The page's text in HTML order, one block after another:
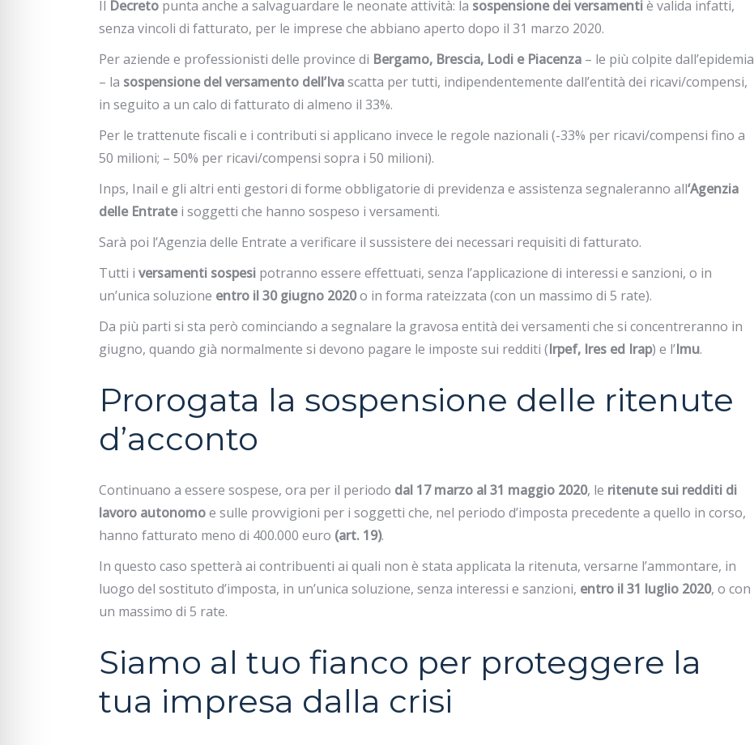
Il Decreto punta anche a salvaguardare le neonate attività: la sospensione dei versamentiè valida infatti,
senza vincoli di fatturato, per le imprese che abbiano aperto dopo il 31 marzo 2020.
Per aziende e professionisti delle province di Bergamo, Brescia, Lodi e Piacenza – le più colpite dall’epidemia
– la sospensione del versamento dell’Ivascatta per tutti, indipendentemente dall’entità dei ricavi/compensi,
in seguito a un calo di fatturato di almeno il 33%.
Per le trattenute fiscali e i contributi si applicano invece le regole nazionali (-33% per ricavi/compensi fino a
50 milioni; – 50% per ricavi/compensi sopra i 50 milioni).
Inps, Inail e gli altri enti gestori di forme obbligatorie di previdenza e assistenza segnaleranno all‘Agenzia
delle Entratei soggetti che hanno sospeso i versamenti.
Sarà poi l’Agenzia delle Entrate a verificare il sussistere dei necessari requisiti di fatturato.
Tutti i versamenti sospesi potranno essere effettuati, senza l’applicazione di interessi e sanzioni, o in
un’unica soluzione entro il 30 giugno 2020o in forma rateizzata (con un massimo di 5 rate).
Da più parti si sta però cominciando a segnalare la gravosa entità dei versamenti che si concentreranno in
giugno, quando già normalmente si devono pagare le imposte sui redditi (Irpef, Ires ed Irap) e l’Imu.
Prorogata la sospensione delle ritenute
d’acconto
Continuano a essere sospese, ora per il periodo dal 17 marzo al 31 maggio 2020, le ritenute sui redditi di
lavoro autonomoe sulle provvigioni per i soggetti che, nel periodo d’imposta precedente a quello in corso,
hanno fatturato meno di 400.000 euro (art. 19).
In questo caso spetterà ai contribuenti ai quali non è stata applicata la ritenuta, versarne l’ammontare, in
luogo del sostituto d’imposta, in un’unica soluzione, senza interessi e sanzioni, entro il 31 luglio 2020, o con
un massimo di 5 rate.
Siamo al tuo fianco per proteggere la
tua impresa dalla crisi